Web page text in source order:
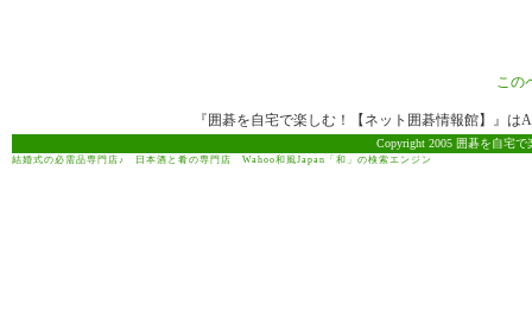
この
『囲碁を自宅で楽しむ！【ネット囲碁情報館】』
Copyright 2005 囲碁を自宅
結婚式の必需品専門店♪ 日本酒と肴の専門店 Wahoo和風Japan「和」の検索エンジン